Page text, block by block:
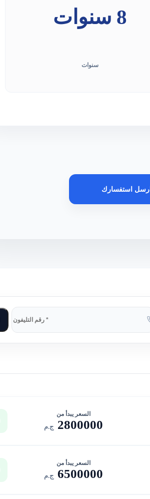
8 سنوات
سنوات
ارسل استفسارك
السعر يبدأ من
2800000 ج.م
السعر يبدأ من
6500000 ج.م